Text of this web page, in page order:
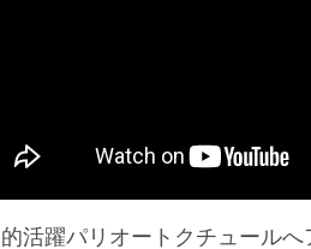
活躍パリオートクチュールへ